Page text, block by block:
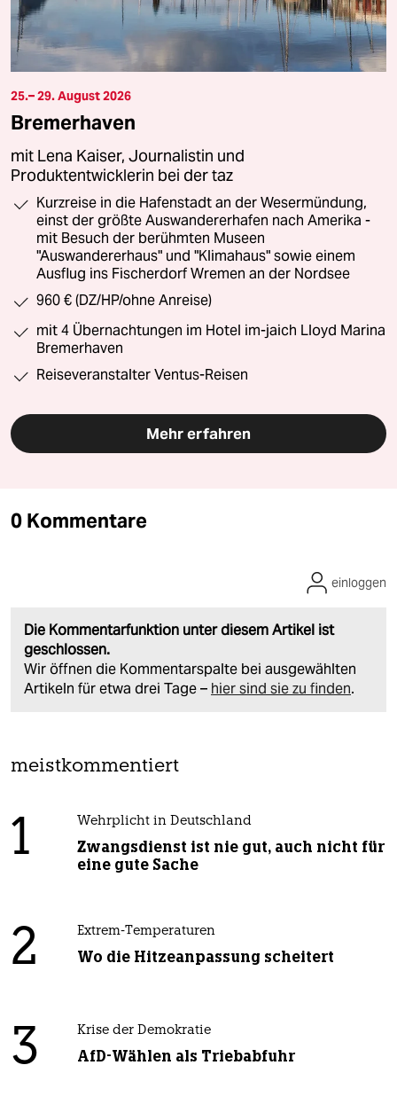
25.– 29. August 2026
Bremerhaven
mit Lena Kaiser, Journalistin und
Produktentwicklerin bei der taz
Kurzreise in die Hafenstadt an der Wesermündung,
einst der größte Auswandererhafen nach Amerika -
mit Besuch der berühmten Museen
"Auswandererhaus" und "Klimahaus" sowie einem
Ausflug ins Fischerdorf Wremen an der Nordsee
960 € (DZ/HP/ohne Anreise)
mit 4 Übernachtungen im Hotel im-jaich Lloyd Marina
Bremerhaven
Reiseveranstalter Ventus-Reisen
Mehr erfahren
0 Kommentare
Die Kommentarfunktion unter diesem Artikel ist
geschlossen.
Wir öffnen die Kommentarspalte bei ausgewählten
Artikeln für etwa drei Tage – hier sind sie zu finden.
einloggen
meistkommentiert
1 Wehrplicht in Deutschland
Zwangsdienst ist nie gut, auch nicht für
eine gute Sache
2 Extrem-Temperaturen
Wo die Hitzeanpassung scheitert
3 Krise der Demokratie
AfD-Wählen als Triebabfuhr